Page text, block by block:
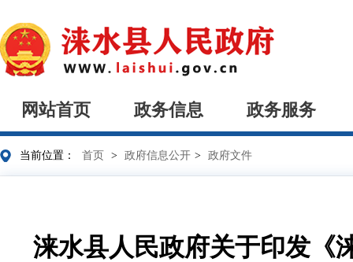
网站首页 政务信息 政务服务
当前位置： 首页 > 政府信息公开 > 政府文件
涞水县人民政府关于印发《